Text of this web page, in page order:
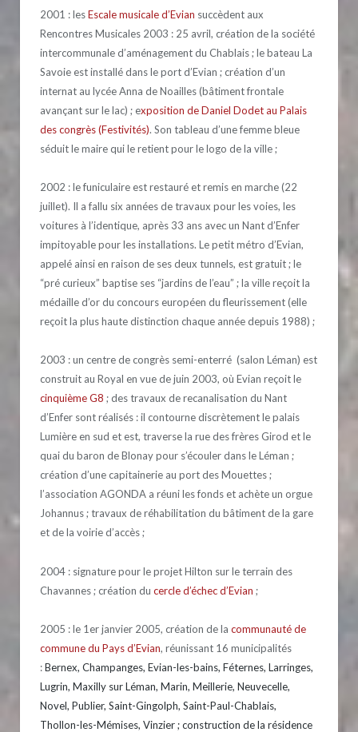
2001 : lesEscale musicale d’Evian succèdent aux
Rencontres Musicales 2003 : 25 avril, création de la société
intercommunale d’aménagement du Chablais ; le bateau La
Savoie est installé dans le port d’Evian ; création d’un
internat au lycée Anna de Noailles (bâtiment frontale
avançant sur le lac) ; exposition de Daniel Dodet au Palais
des congrès (Festivités). Son tableau d’une femme bleue
séduit le maire qui le retient pour le logo de la ville ;
2002 : le funiculaire est restauré et remis en marche (22
juillet). Il a fallu six années de travaux pour les voies, les
voitures à l’identique, après 33 ans avec un Nant d’Enfer
impitoyable pour les installations. Le petit métro d’Evian,
appelé ainsi en raison de ses deux tunnels, est gratuit ; le
“pré curieux” baptise ses “jardins de l’eau” ; la ville reçoit la
médaille d’or du concours européen du fleurissement (elle
reçoit la plus haute distinction chaque année depuis 1988) ;
2003 : un centre de congrès semi-enterré (salon Léman) est
construit au Royal en vue de juin 2003, où Evian reçoit le
cinquième G8 ; des travaux de recanalisation du Nant
d’Enfer sont réalisés : il contourne discrètement le palais
Lumière en sud et est, traverse la rue des frères Girod et le
quai du baron de Blonay pour s’écouler dans le Léman ;
création d’une capitainerie au port des Mouettes ;
l’association AGONDA a réuni les fonds et achète un orgue
Johannus ; travaux de réhabilitation du bâtiment de la gare
et de la voirie d’accès ;
2004 : signature pour le projet Hilton sur le terrain des
Chavannes ; création du cercle d’échec d’Evian ;
2005 : le 1er janvier 2005, création de la communauté de
commune du Pays d’Evian, réunissant 16 municipalités
:Bernex, Champanges, Evian-les-bains, Féternes, Larringes,
Lugrin, Maxilly sur Léman, Marin, Meillerie, Neuvecelle,
Novel, Publier, Saint-Gingolph, Saint-Paul-Chablais,
Thollon-les-Mémises, Vinzier ; construction de la résidence